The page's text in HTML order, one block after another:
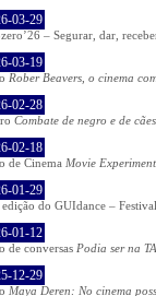
03-29
– Segurar, dar,
03-19
Rober Beavers, o cinema
02-28
Combate de negro e de cães
02-18
de Cinema Movie
01-29
edição do GUIdance –
01-12
de conversas Podia ser na
12-29
Maya Deren: No cinema